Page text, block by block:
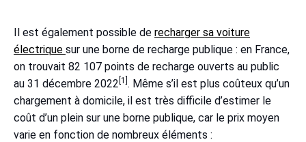
Il est également possible de recharger sa voiture
électrique sur une borne de recharge publique : en France,
on trouvait 82 107 points de recharge ouverts au public
au 31 décembre 2022 [1] . Même s’il est plus coûteux qu’un
chargement à domicile, il est très difficile d’estimer le
coût d’un plein sur une borne publique, car le prix moyen
varie en fonction de nombreux éléments :